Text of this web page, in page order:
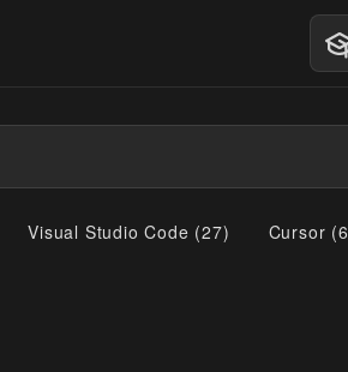
Visual Studio Code (27) Cursor (6